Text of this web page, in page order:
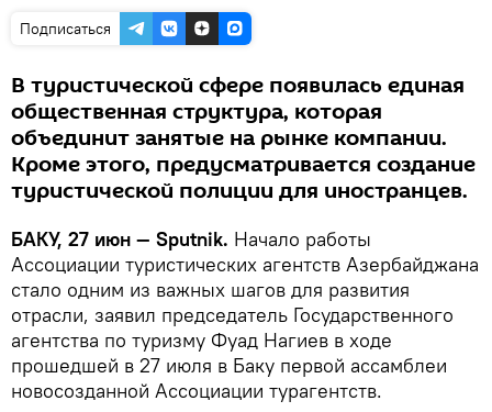
Подписаться
В туристической сфере появилась единая
общественная структура, которая
объединит занятые на рынке компании.
Кроме этого, предусматривается создание
туристической полиции для иностранцев.
БАКУ, 27 июн — Sputnik. Начало работы
Ассоциации туристических агентств Азербайджана
стало одним из важных шагов для развития
отрасли, заявил председатель Государственного
агентства по туризму Фуад Нагиев в ходе
прошедшей в 27 июля в Баку первой ассамблеи
новосозданной Ассоциации турагентств.